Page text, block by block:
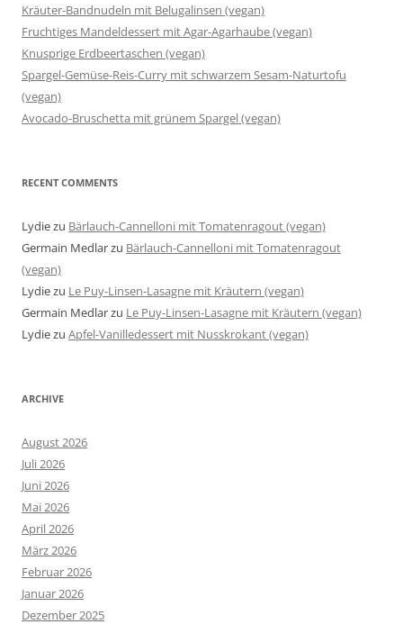
Kräuter-Bandnudeln mit Belugalinsen (vegan)
Fruchtiges Mandeldessert mit Agar-Agarhaube (vegan)
Knusprige Erdbeertaschen (vegan)
Spargel-Gemüse-Reis-Curry mit schwarzem Sesam-Naturtofu
(vegan)
Avocado-Bruschetta mit grünem Spargel (vegan)
RECENT COMMENTS
Lydiezu Bärlauch-Cannelloni mit Tomatenragout (vegan)
Germain Medlarzu Bärlauch-Cannelloni mit Tomatenragout
(vegan)
Lydiezu Le Puy-Linsen-Lasagne mit Kräutern (vegan)
Germain Medlarzu Le Puy-Linsen-Lasagne mit Kräutern (vegan)
Lydiezu Apfel-Vanilledessert mit Nusskrokant (vegan)
ARCHIVE
August 2026
Juli 2026
Juni 2026
Mai 2026
April 2026
März 2026
Februar 2026
Januar 2026
Dezember 2025